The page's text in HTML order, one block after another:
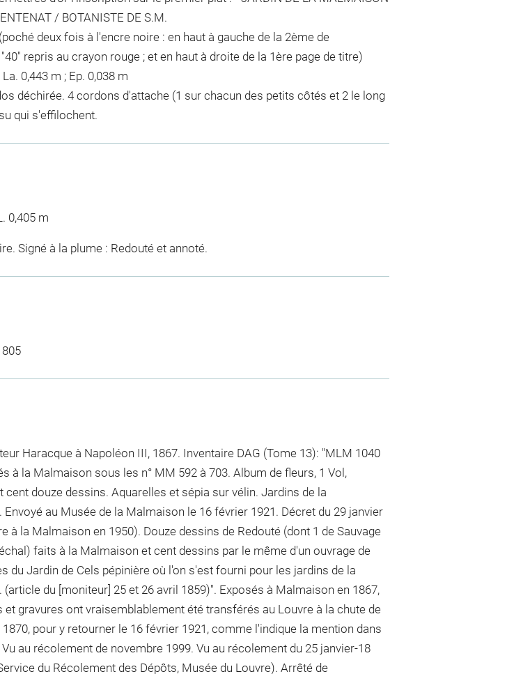
/ BOTANISTE DE S.M.
deux fois à l'encre noire : en haut à gauche de la 2ème de
repris au crayon rouge ; et en haut à droite de la 1ère page de titre)
0,443 m ; Ep. 0,038 m
déchirée. 4 cordons d'attache (1 sur chacun des petits côtés et 2 le long
qui s'effilochent.
0,405 m
Signé à la plume : Redouté et annoté.
Haracque à Napoléon III, 1867. Inventaire DAG (Tome 13): "MLM 1040
à la Malmaison sous les n° MM 592 à 703. Album de fleurs, 1 Vol,
cent douze dessins. Aquarelles et sépia sur vélin. Jardins de la
au Musée de la Malmaison le 16 février 1921. Décret du 29 janvier
à la Malmaison en 1950). Douze dessins de Redouté (dont 1 de Sauvage
faits à la Malmaison et cent dessins par le même d'un ouvrage de
du Jardin de Cels pépinière où l'on s'est fourni pour les jardins de la
du [moniteur] 25 et 26 avril 1859)". Exposés à Malmaison en 1867,
et gravures ont vraisemblablement été transférés au Louvre à la chute de
1870, pour y retourner le 16 février 1921, comme l'indique la mention dans
au récolement de novembre 1999. Vu au récolement du 25 janvier-18
du Récolement des Dépôts, Musée du Louvre). Arrêté de